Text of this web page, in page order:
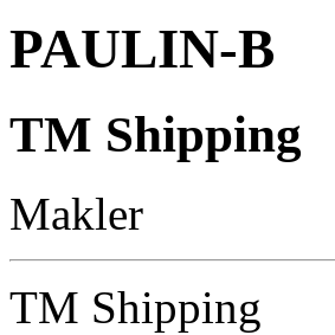
PAULIN-B
TM Shipping
Makler
TM Shipping